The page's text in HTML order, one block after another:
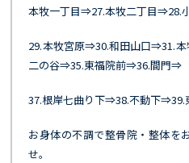
本牧一丁目⇒27.本牧二丁目⇒28.
29.本牧宮原⇒30.和田山口⇒31.
二の谷⇒35.東福院前⇒36.間門⇒
37.根岸七曲り下⇒38.不動下
お身体の不調で整骨院・整体を
せ。